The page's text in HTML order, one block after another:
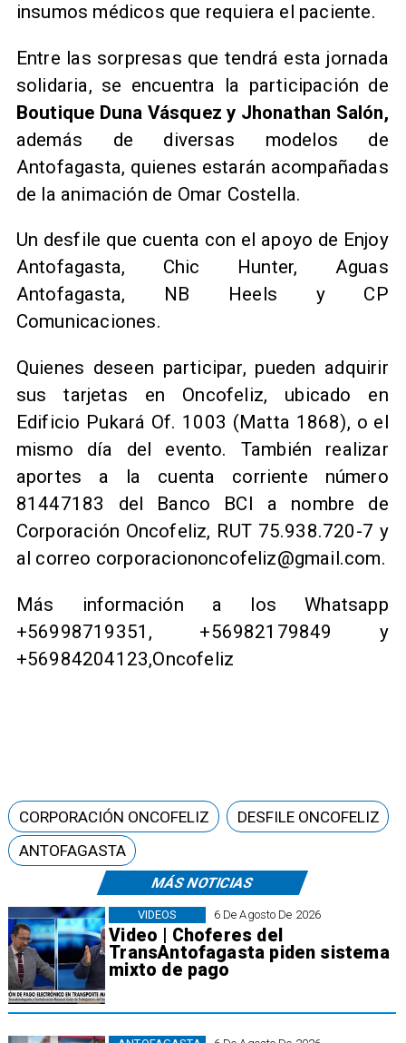
insumos médicos que requiera el paciente.
Entre las sorpresas que tendrá esta jornada
solidaria, se encuentra la participación de
Boutique Duna Vásquez y Jhonathan Salón,
además de diversas modelos de
Antofagasta, quienes estarán acompañadas
de la animación de Omar Costella.
Un desfile que cuenta con el apoyo de Enjoy
Antofagasta, Chic Hunter, Aguas
Antofagasta, NB Heels y CP
Comunicaciones.
Quienes deseen participar, pueden adquirir
sus tarjetas en Oncofeliz, ubicado en
Edificio Pukará Of. 1003 (Matta 1868), o el
mismo día del evento. También realizar
aportes a la cuenta corriente número
81447183 del Banco BCI a nombre de
Corporación Oncofeliz, RUT 75.938.720-7 y
al correo corporaciononcofeliz@gmail.com.
Más información a los Whatsapp
+56998719351, +56982179849 y
+56984204123,Oncofeliz
MÁS NOTICIAS
6 De Agosto De 2026
Video | Choferes del
TransAntofagasta piden sistema
mixto de pago
VIDEOS
CORPORACIÓN ONCOFELIZ
DESFILE ONCOFELIZ
ANTOFAGASTA